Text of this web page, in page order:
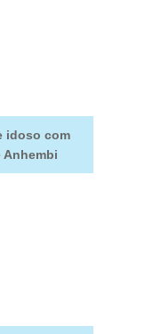
idoso com